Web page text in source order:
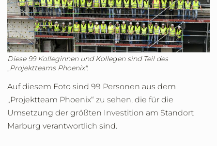
Diese 99 Kolleginnen und Kollegen sind Teil des
„Projektteams Phoenix".
Auf diesem Foto sind 99 Personen aus dem
„Projektteam Phoenix“ zu sehen, die für die
Umsetzung der größten Investition am Standort
Marburg verantwortlich sind.